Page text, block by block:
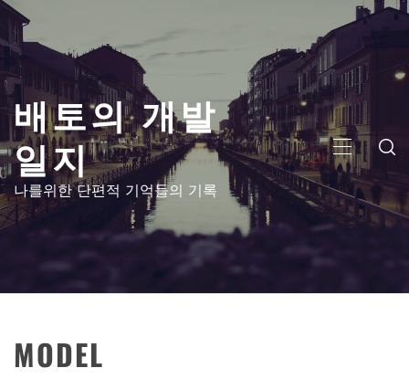
콘
츠
로
건
뛰
기
배토의 개발
일지
나를위한 단편적 기억들의 기록
주
메
뉴
MODEL